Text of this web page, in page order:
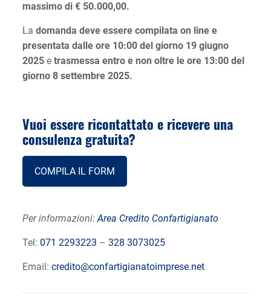
massimo di € 50.000,00.
La domanda deve essere compilata on line e
presentata dalle ore 10:00 del giorno 19 giugno
2025e trasmessa entro e non oltre le ore 13:00 del
giorno 8 settembre 2025.
Vuoi essere ricontattato e ricevere una
consulenza gratuita?
COMPILA IL FORM
Per informazioni:Area Credito Confartigianato
Tel: 071 2293223 – 328 3073025
Email: credito@confartigianatoimprese.net